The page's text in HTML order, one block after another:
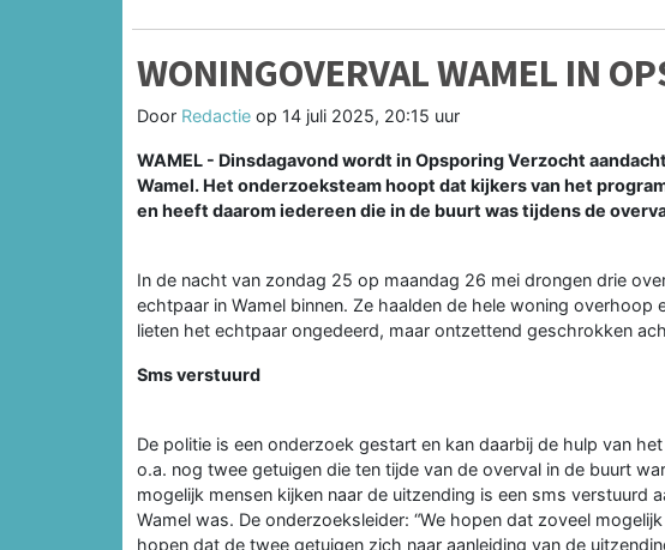
WONINGOVERVAL WAMEL IN
Door Redactie op 14 juli 2025, 20:15 uur
WAMEL - Dinsdagavond wordt in Opsporing Verzocht
Wamel. Het onderzoeksteam hoopt dat kijkers van het
en heeft daarom iedereen die in de buurt was tijdens de
In de nacht van zondag 25 op maandag 26 mei drongen drie
echtpaar in Wamel binnen. Ze haalden de hele woning overhoop
lieten het echtpaar ongedeerd, maar ontzettend geschrokken
Sms verstuurd
De politie is een onderzoek gestart en kan daarbij de hulp van
o.a. nog twee getuigen die ten tijde van de overval in de buurt
mogelijk mensen kijken naar de uitzending is een sms verstuurd
Wamel was. De onderzoeksleider: “We hopen dat zoveel
hopen dat de twee getuigen zich naar aanleiding van de